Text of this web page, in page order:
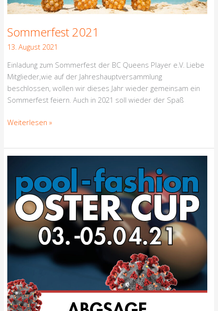
Sommerfest 2021
13. August 2021
Einladung zum Sommerfest der BC Queens Player e.V. Liebe
Mitglieder,wie auf der Jahreshauptversammlung
beschlossen, wollen wir dieses Jahr wieder gemeinsam ein
Sommerfest feiern. Auch in 2021 soll wieder der Spaß
Weiterlesen »
abgesagt